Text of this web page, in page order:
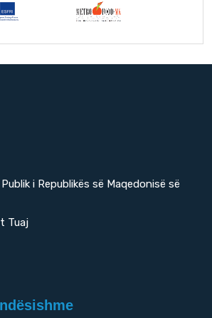
i Republikës së Maqedonisë së
Tuaj